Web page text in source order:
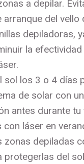
a depilar.
arranque del vello
depiladoras,
la efectividad
sol los 3 o 4 días
de solar con
antes durante tu
con láser en
zonas depiladas
protegerlas del